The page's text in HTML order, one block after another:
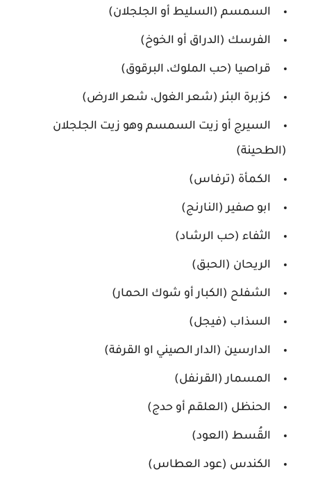
السمسم (السليط أو الجلجلان)
الفرسك (الدراق أو الخوخ)
قراصيا (حب الملوك، البرقوق)
كزبرة البئر (شعر الغول، شعر الارض)
السيرج أو زيت السمسم وهو زيت الجلجلان
(الطحينة)
الكمأة (ترفاس)
ابو صفير (النارنج)
الثفاء (حب الرشاد)
الريحان (الحبق)
الشفلح (الكبار أو شوك الحمار)
السذاب (فيجل)
الدارسين (الدار الصيني او القرفة)
المسمار (القرنفل)
الحنظل (العلقم أو حدج)
القُسط (العود)
الكندس (عود العطاس)